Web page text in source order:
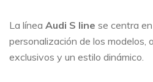
La línea Audi S line se centra
personalización de los modelos,
exclusivos y un estilo dinámico.